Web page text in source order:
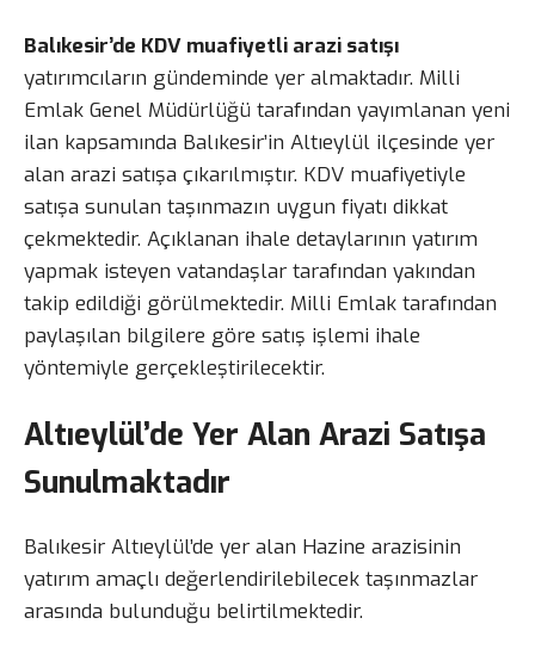
Balıkesir’de KDV muafiyetli arazi satışı
yatırımcıların gündeminde yer almaktadır. Milli
Emlak Genel Müdürlüğü tarafından yayımlanan yeni
ilan kapsamında Balıkesir’in Altıeylül ilçesinde yer
alan arazi satışa çıkarılmıştır. KDV muafiyetiyle
satışa sunulan taşınmazın uygun fiyatı dikkat
çekmektedir. Açıklanan ihale detaylarının yatırım
yapmak isteyen vatandaşlar tarafından yakından
takip edildiği görülmektedir. Milli Emlak tarafından
paylaşılan bilgilere göre satış işlemi ihale
yöntemiyle gerçekleştirilecektir.
Altıeylül’de Yer Alan Arazi Satışa
Sunulmaktadır
Balıkesir Altıeylül’de yer alan Hazine arazisinin
yatırım amaçlı değerlendirilebilecek taşınmazlar
arasında bulunduğu belirtilmektedir.